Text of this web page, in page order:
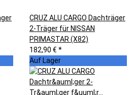
CRUZ ALU CARGO Dachträger
2-Träger für NISSAN
PRIMASTAR (X82)
182,90 € *
Auf Lager